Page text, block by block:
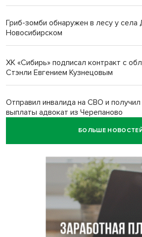
Гриб-зомби обнаружен в лесу у села
Новосибирском
ХК «Сибирь» подписал контракт с
Стэнли Евгением Кузнецовым
Отправил инвалида на СВО и
выплаты адвокат из Черепаново
Андрей Травников поздравил
Ученики новосибирского лицея
Международной олимпиаде по ИИ
Остановку электричек о.п. Радуга
в Новосибирске
БОЛЬШЕ